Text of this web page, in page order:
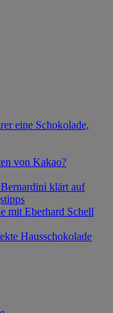
eine Schokolade,
von Kakao?
klärt auf
mit Eberhard Schell
Hausschokolade